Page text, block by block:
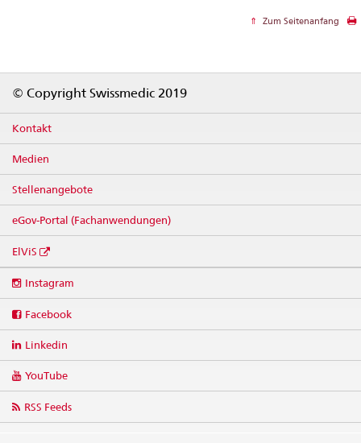
Zum Seitenanfang
© Copyright Swissmedic 2019
Kontakt
Medien
Stellenangebote
eGov-Portal (Fachanwendungen)
ElViS
media
Instagram
Facebook
Linkedin
YouTube
RSS Feeds